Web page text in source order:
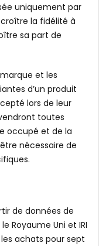
uniquement par
la fidélité à
sa part de
et les
d’un produit
lors de leur
toutes
occupé et de la
nécessaire de
de données de
Royaume Uni et IRI
achats pour sept